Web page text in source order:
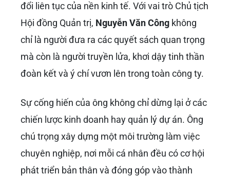
đổi liên tục của nền kinh tế. Với vai trò Chủ tịch
Hội đồng Quản trị, Nguyễn Văn Công không
chỉ là người đưa ra các quyết sách quan trọng
mà còn là người truyền lửa, khơi dậy tinh thần
đoàn kết và ý chí vươn lên trong toàn công ty.
Sự cống hiến của ông không chỉ dừng lại ở các
chiến lược kinh doanh hay quản lý dự án. Ông
chú trọng xây dựng một môi trường làm việc
chuyên nghiệp, nơi mỗi cá nhân đều có cơ hội
phát triển bản thân và đóng góp vào thành